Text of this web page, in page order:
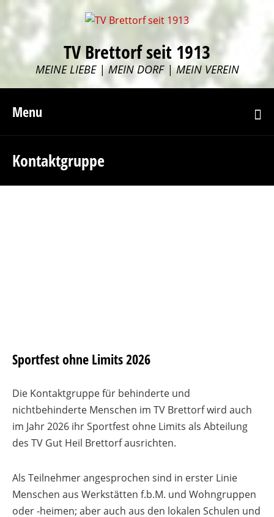
TV Brettorf seit 1913
MEINE LIEBE | MEIN DORF | MEIN VEREIN
Menu
Kontaktgruppe
Sportfest ohne Limits 2026
Die Kontaktgruppe für behinderte und
nichtbehinderte Menschen im TV Brettorf wird auch
im Jahr 2026 ihr Sportfest ohne Limits als Abteilung
des TV Gut Heil Brettorf ausrichten.
Als Teilnehmer angesprochen sind in erster Linie
Menschen aus Werkstätten f.b.M. und Wohngruppen
oder -heimen; aber auch aus den lokalen Schulen und